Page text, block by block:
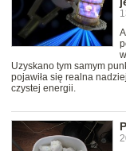
Uzyskano tym samym
pojawiła się realna
czystej energii.